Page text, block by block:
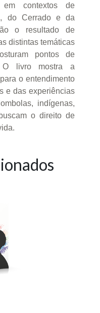
em contextos de
do Cerrado e da
o resultado de
distintas temáticas
pontos de
O livro mostra a
o entendimento
e das experiências
indígenas,
o direito de